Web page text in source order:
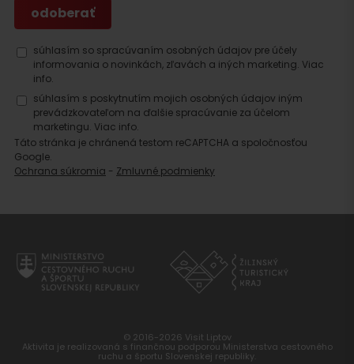
súhlasím so spracúvaním osobných údajov pre účely
informovania o novinkách, zľavách a iných marketing. Viac
info.
súhlasím s poskytnutím mojich osobných údajov iným
prevádzkovateľom na ďalšie spracúvanie za účelom
marketingu. Viac info.
Táto stránka je chránená testom reCAPTCHA a spoločnosťou
Google.
Ochrana súkromia - Zmluvné podmienky
© 2016-2026 Visit Liptov
Aktivita je realizovaná s finančnou podporou Ministerstva cestovného
ruchu a športu Slovenskej republiky.